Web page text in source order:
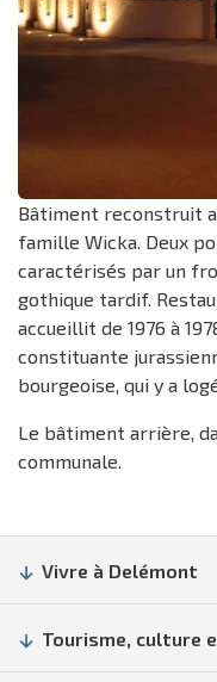
Bâtiment reconstruit
famille Wicka. Deux
caractérisés par un
gothique tardif.
accueillit de 1976 à
constituante
bourgeoise, qui y a
Le bâtiment arrière,
communale.
Vivre à Delémont
Tourisme, culture